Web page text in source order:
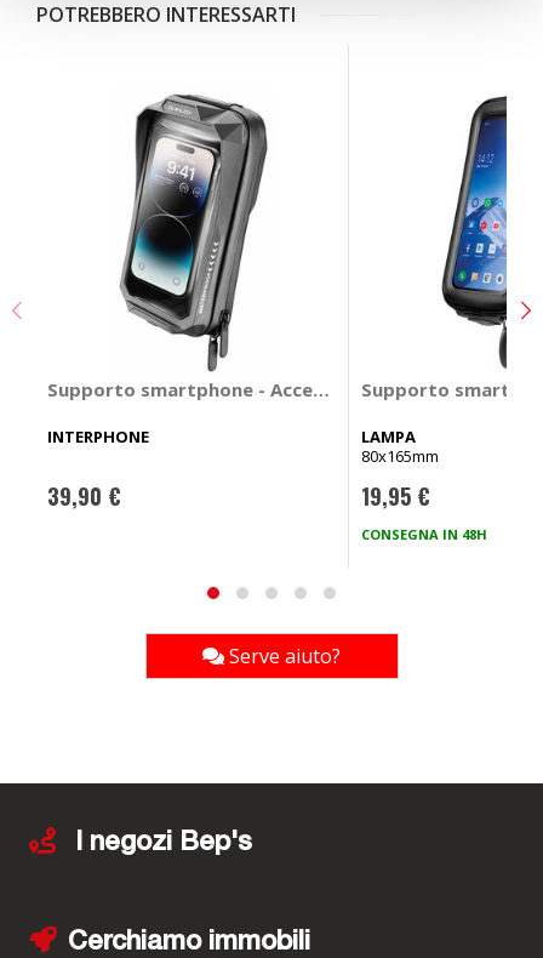
POTREBBERO INTERESSARTI
Supporto smartphone - Accessori Quiklox - Custodia
INTERPHONE
39,90 €
Supporto
LAMPA
80x165mm
19,95 €
CONSEGNA IN 48H
Serve aiuto?
I negozi Bep's
Cerchiamo immobili